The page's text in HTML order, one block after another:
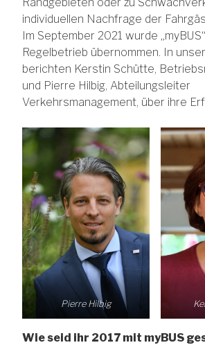
individuellen Nachfrage der
Im September 2021 wurde
Regelbetrieb übernommen. In
berichten Kerstin Schütte,
und Pierre Hilbig, Abteilungsleiter
Verkehrsmanagement, über ihre
Pierre Hilbig
Wie seid ihr 2017 mit myBUS